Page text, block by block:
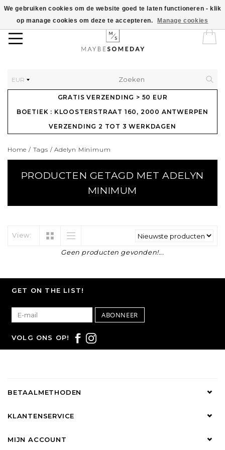
EUR
GRATIS VERZENDING > 50 EUR
BOETIEK : KLOOSTERSTRAAT 160, 2000 ANTWERPEN
VERZENDING 2 TOT 3 WERKDAGEN
Home / Tags /Adelyn Minimum
PRODUCTEN GETAGD MET ADELYN
MINIMUM
View:
Geen producten gevonden!...
We gebruiken cookies om de website goed te laten functioneren - klik
op manage cookies om deze te accepteren.
Manage cookies
GET ON THE LIST!
ABONNEER
VOLG ONS OP!
BETAALMETHODEN
KLANTENSERVICE
MIJN ACCOUNT